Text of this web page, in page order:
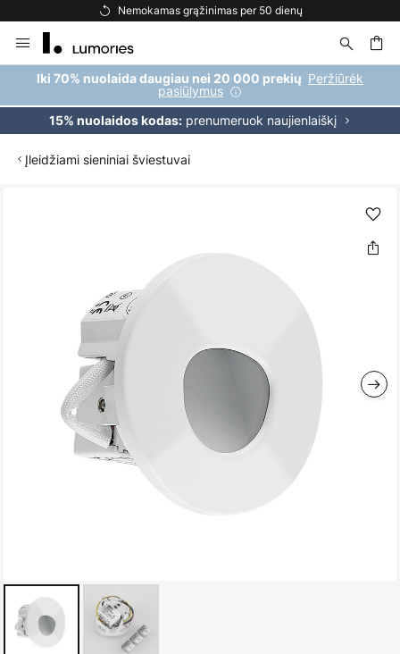
Nemokamas grąžinimas per 50 dienų
to
Content
Iki 70% nuolaida daugiau nei 20 000 prekių Peržiūrėk
pasiūlymus
15% nuolaidos kodas:prenumeruok naujienlaiškį
Įleidžiami sieniniai šviestuvai